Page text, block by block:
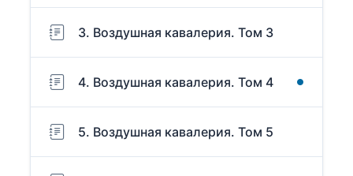
3. Воздушная кавалерия. Том 3
4. Воздушная кавалерия. Том 4
5. Воздушная кавалерия. Том 5